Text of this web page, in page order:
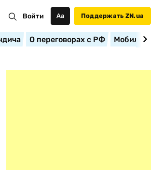
Войти Аа Поддержать ZN.ua
О переговорах с РФ